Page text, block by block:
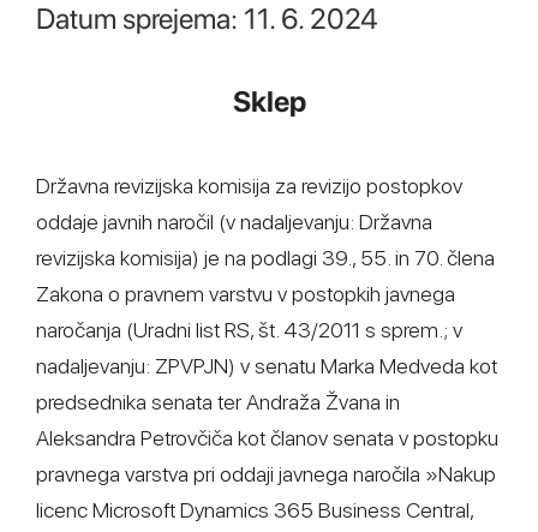
Datum sprejema: 11. 6. 2024
Sklep
Državna revizijska komisija za revizijo postopkov
oddaje javnih naročil (v nadaljevanju: Državna
revizijska komisija) je na podlagi 39., 55. in 70. člena
Zakona o pravnem varstvu v postopkih javnega
naročanja (Uradni list RS, št. 43/2011 s sprem.; v
nadaljevanju: ZPVPJN) v senatu Marka Medveda kot
predsednika senata ter Andraža Žvana in
Aleksandra Petrovčiča kot članov senata v postopku
pravnega varstva pri oddaji javnega naročila »Nakup
licenc Microsoft Dynamics 365 Business Central,